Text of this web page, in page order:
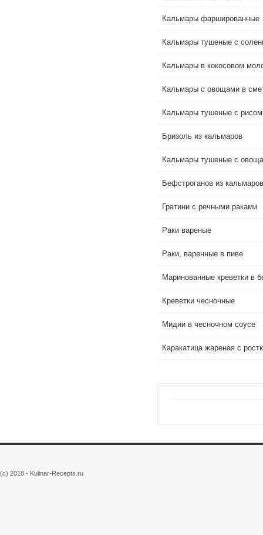
Кальмары фаршированные
Кальмары тушеные с
Кальмары в кокосовом
Кальмары с овощами в
Кальмары тушеные с рисом
Бризоль из кальмаров
Кальмары тушеные с
Бефстроганов из кальмаров
Гратини с речными раками
Раки вареные
Раки, варенные в пиве
Маринованные креветки в
Креветки чесночные
Мидии в чесночном соусе
Каракатица жареная с
(c) 2018 - Kulinar-Recepts.ru